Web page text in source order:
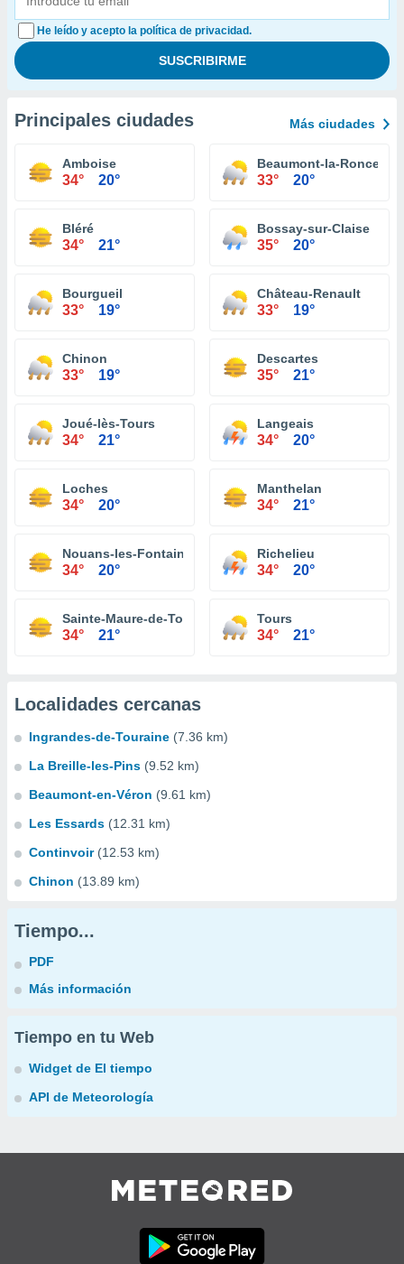
He leído y acepto la política de privacidad.
Principales ciudades Más ciudades
Amboise
34° 20°
Beaumont-la-Ronce
33° 20°
Bléré
34° 21°
Bossay-sur-Claise
35° 20°
Bourgueil
33° 19°
Château-Renault
33° 19°
Chinon
33° 19°
Descartes
35° 21°
Joué-lès-Tours
34° 21°
Langeais
34° 20°
Loches
34° 20°
Manthelan
34° 21°
Nouans-les-Fontaines
34° 20°
Richelieu
34° 20°
Sainte-Maure-de-Touraine
34° 21°
Tours
34° 21°
Localidades cercanas
Ingrandes-de-Touraine (7.36 km)
La Breille-les-Pins (9.52 km)
Beaumont-en-Véron (9.61 km)
Les Essards (12.31 km)
Continvoir (12.53 km)
Chinon (13.89 km)
Tiempo...
PDF
Más información
Tiempo en tu Web
Widget de El tiempo
API de Meteorología